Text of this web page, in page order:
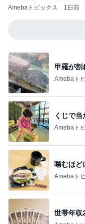
Amebaトピックス 1日前
甲羅が割
Amebaト
くじで
Amebaト
噛むほど
Amebaト
世帯年収